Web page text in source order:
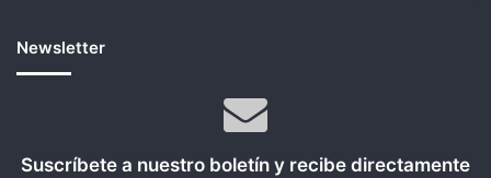
Newsletter
Suscríbete a nuestro boletín y recibe directamente